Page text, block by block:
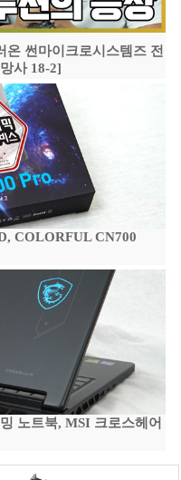
온 썬마이크로시스템즈 전
사 18-2]
COLORFUL CN700
노트북, MSI 크로스헤어